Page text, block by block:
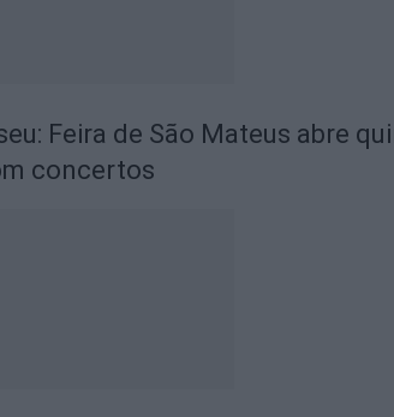
Feira de São Mateus abre
concertos